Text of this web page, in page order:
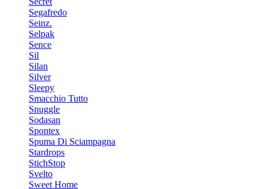
Segafredo
Seinz.
Selpak
Sence
Sil
Silan
Silver
Sleepy
Smacchio Tutto
Snuggle
Sodasan
Spontex
Spuma Di Sciampagna
Stardrops
StichStop
Svelto
Sweet Home